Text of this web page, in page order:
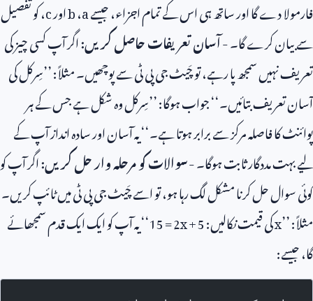
فارمولا دے گا اور ساتھ ہی اس کے تمام اجزاء، جیسےa،bاورc، کو تفصیل
سے بیان کرے گا۔ -آسان تعریفات حاصل کریں:اگر آپ کسی چیز کی
تعریف نہیں سمجھ پا رہے، تو چَیٹ جی پی ٹی سے پوچھیں۔ مثلاً: ’’سِرکل کی
آسان تعریف بتائیں۔‘‘ جواب ہوگا: ’’سِرکل وہ شکل ہے جس کے ہر
پوائنٹ کا فاصلہ مرکز سے برابر ہوتا ہے۔‘‘ یہ آسان اور سادہ انداز آپ کے
لیے بہت مددگار ثابت ہوگا۔ -سوالات کو مرحلہ وار حل کریں:اگر آپ کو
کوئی سوال حل کرنا مشکل لگ رہا ہو، تو اسے چَیٹ جی پی ٹی میں ٹائپ کریں۔
مثلاً: ’’xکی قیمت نکالیں:2x + 5
=
15‘‘ یہ آپ کو ایک ایک قدم سمجھائے
گا، جیسے: